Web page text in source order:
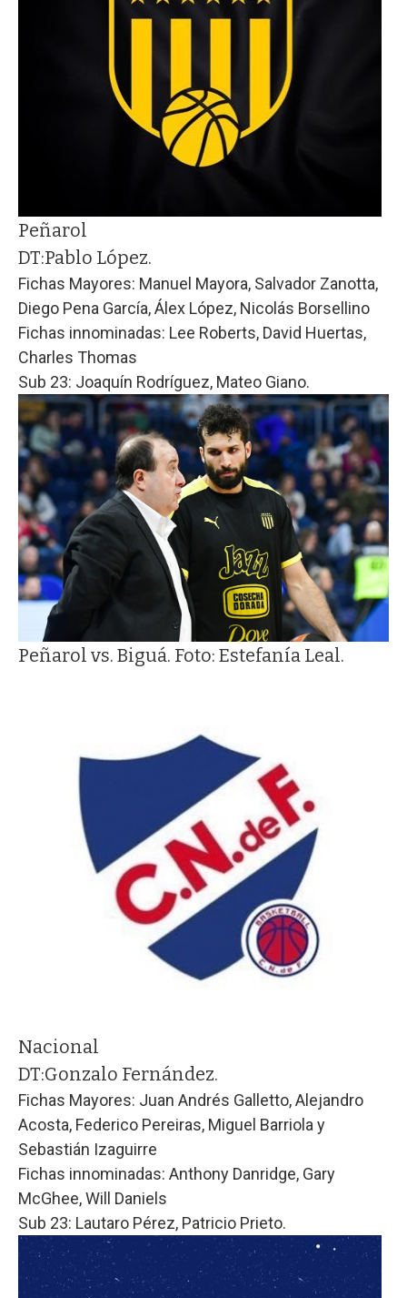
Peñarol
DT:Pablo López.
Fichas Mayores: Manuel Mayora, Salvador Zanotta,
Diego Pena García, Álex López, Nicolás Borsellino
Fichas innominadas: Lee Roberts, David Huertas,
Charles Thomas
Sub 23: Joaquín Rodríguez, Mateo Giano.
Peñarol vs. Biguá. Foto: Estefanía Leal.
Nacional
DT:Gonzalo Fernández.
Fichas Mayores: Juan Andrés Galletto, Alejandro
Acosta, Federico Pereiras, Miguel Barriola y
Sebastián Izaguirre
Fichas innominadas: Anthony Danridge, Gary
McGhee, Will Daniels
Sub 23: Lautaro Pérez, Patricio Prieto.